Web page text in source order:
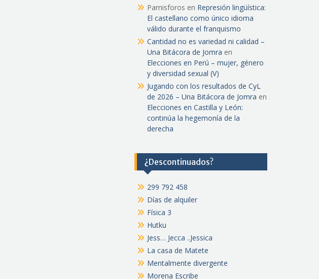
Pamisforos en Represión lingüística:
El castellano como único idioma
válido durante el franquismo
Cantidad no es variedad ni calidad –
Una Bitácora de Jomra en
Elecciones en Perú – mujer, género
y diversidad sexual (V)
Jugando con los resultados de CyL
de 2026 – Una Bitácora de Jomra en
Elecciones en Castilla y León:
continúa la hegemonía de la
derecha
¿Descontinuados?
299 792 458
Días de alquiler
Física 3
Hutku
Jess… Jecca ..Jessica
La casa de Matete
Mentalmente divergente
Morena Escribe